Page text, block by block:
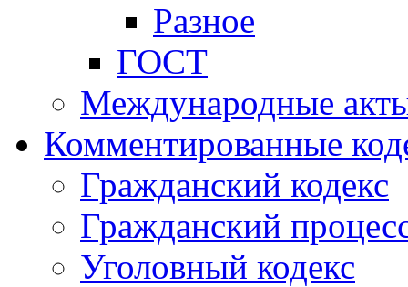
Разное
ГОСТ
Международные
Комментированные
Гражданский кодекс
Гражданский
Уголовный кодекс